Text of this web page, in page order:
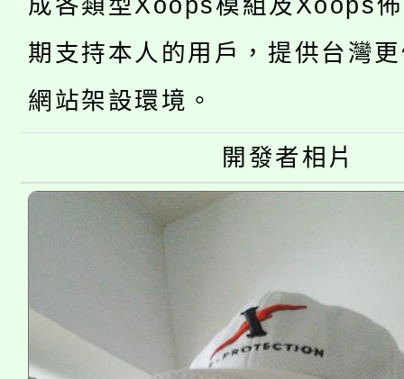
田徑場及游泳池舉行。
桃園市低收入戶享有免
視費優惠，中低收入戶
半價優惠，詳情可洽有
者。
大園自造教育及科技中
份教師增能研習
大溪自造教育及科技中
份教師研習
淨零綠生活教案入校路
會
115年食農教育專業人
成各類型Xoops模組及Xoops
期支持本人的用戶，提供台灣
網站架設環境。
開發者相片